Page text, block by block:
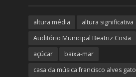
altura média altura significativa
Auditório Municipal Beatriz Costa
açúcar
baixa-mar
casa da música francisco alves gato